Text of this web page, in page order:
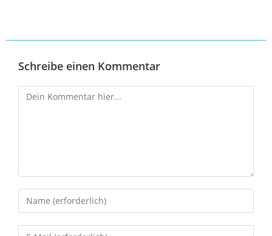
Schreibe einen Kommentar